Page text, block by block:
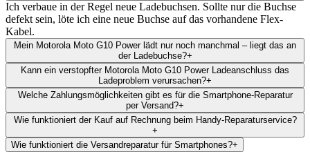
Ich verbaue in der Regel neue Ladebuchsen. Sollte nur die Buchse
defekt sein, löte ich eine neue Buchse auf das vorhandene Flex-
Kabel.
Mein Motorola Moto G10 Power lädt nur noch manchmal – liegt das an
der Ladebuchse?+
Kann ein verstopfter Motorola Moto G10 Power Ladeanschluss das
Ladeproblem verursachen?+
Welche Zahlungsmöglichkeiten gibt es für die Smartphone-Reparatur
per Versand?+
Wie funktioniert der Kauf auf Rechnung beim Handy-Reparaturservice?
+
Wie funktioniert die Versandreparatur für Smartphones?+